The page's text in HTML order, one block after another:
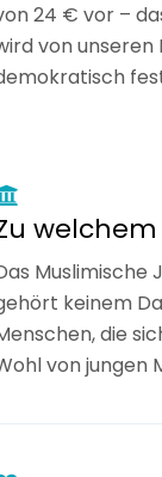
24 € vor –
von
Muslimische
keinem
die
von jungen